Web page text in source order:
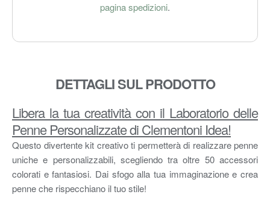
pagina spedizioni.
DETTAGLI SUL PRODOTTO
Libera la tua creatività con il Laboratorio delle
Penne Personalizzate di Clementoni Idea!
Questo divertente kit creativo ti permetterà di realizzare penne
uniche e personalizzabili, scegliendo tra oltre 50 accessori
colorati e fantasiosi. Dai sfogo alla tua immaginazione e crea
penne che rispecchiano il tuo stile!